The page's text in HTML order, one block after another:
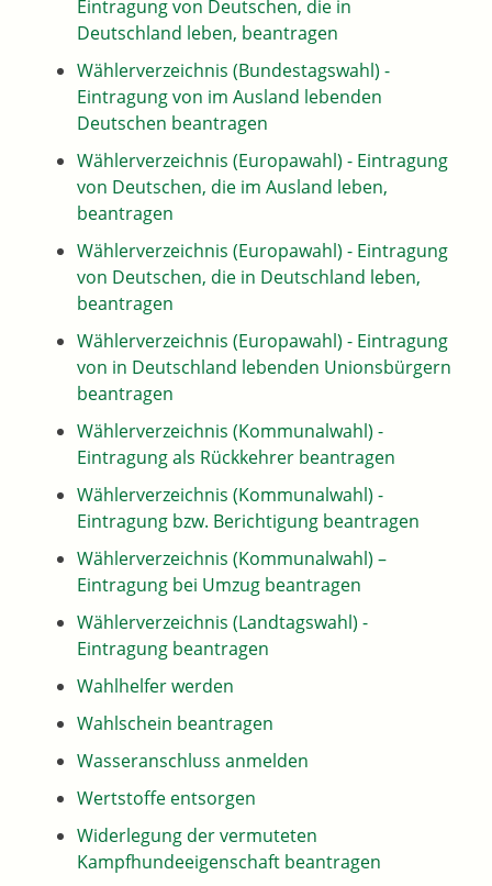
Eintragung von Deutschen, die in
Deutschland leben, beantragen
Wählerverzeichnis (Bundestagswahl) -
Eintragung von im Ausland lebenden
Deutschen beantragen
Wählerverzeichnis (Europawahl) - Eintragung
von Deutschen, die im Ausland leben,
beantragen
Wählerverzeichnis (Europawahl) - Eintragung
von Deutschen, die in Deutschland leben,
beantragen
Wählerverzeichnis (Europawahl) - Eintragung
von in Deutschland lebenden Unionsbürgern
beantragen
Wählerverzeichnis (Kommunalwahl) -
Eintragung als Rückkehrer beantragen
Wählerverzeichnis (Kommunalwahl) -
Eintragung bzw. Berichtigung beantragen
Wählerverzeichnis (Kommunalwahl) –
Eintragung bei Umzug beantragen
Wählerverzeichnis (Landtagswahl) -
Eintragung beantragen
Wahlhelfer werden
Wahlschein beantragen
Wasseranschluss anmelden
Wertstoffe entsorgen
Widerlegung der vermuteten
Kampfhundeeigenschaft beantragen